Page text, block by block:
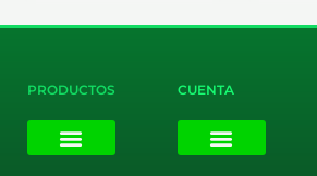
PRODUCTOS CUENTA